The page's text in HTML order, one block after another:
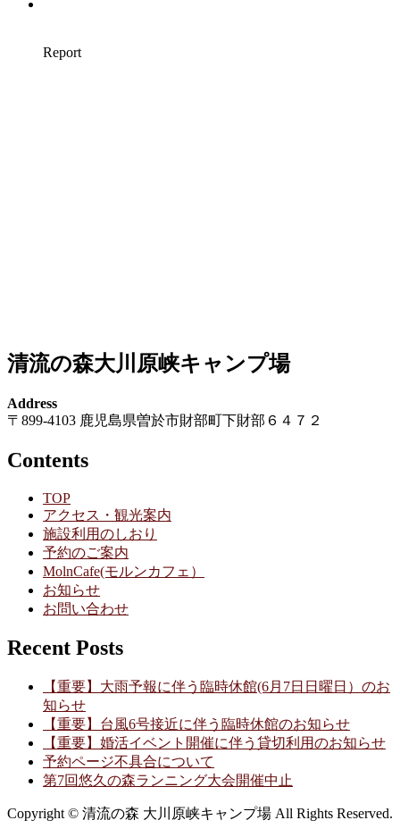
清流の森大川原峡キャンプ場
Address
〒899-4103 鹿児島県曽於市財部町下財部６４７２
Contents
TOP
アクセス・観光案内
施設利用のしおり
予約のご案内
MolnCafe(モルンカフェ）
お知らせ
お問い合わせ
Recent Posts
【重要】大雨予報に伴う臨時休館(6月7日日曜日）のお
知らせ
【重要】台風6号接近に伴う臨時休館のお知らせ
【重要】婚活イベント開催に伴う貸切利用のお知らせ
予約ページ不具合について
第7回悠久の森ランニング大会開催中止
Copyright © 清流の森 大川原峡キャンプ場 All Rights Reserved.